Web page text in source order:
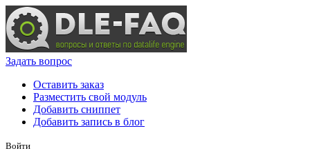
Задать вопрос
Оставить заказ
Разместить свой модуль
Добавить сниппет
Добавить запись в блог
Войти